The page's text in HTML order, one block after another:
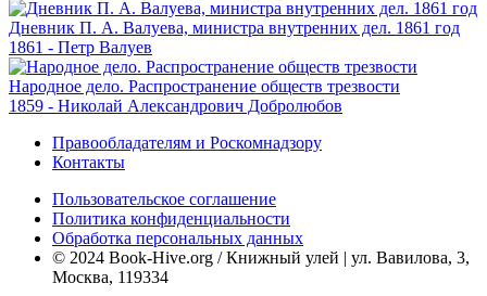
Дневник П. А. Валуева, министра внутренних дел. 1861 год
1861 - Петр Валуев
Народное дело. Распространение обществ трезвости
1859 - Николай Александрович Добролюбов
Правообладателям и Роскомнадзору
Контакты
Пользовательское соглашение
Политика конфиденциальности
Обработка персональных данных
© 2024 Book-Hive.org / Книжный улей | ул. Вавилова, 3,
Москва, 119334